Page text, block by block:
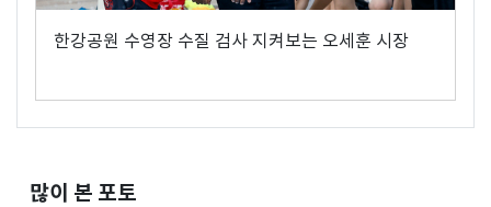
한강공원 수영장 수질 검사 지켜보는 오세훈 시장
많이 본 포토